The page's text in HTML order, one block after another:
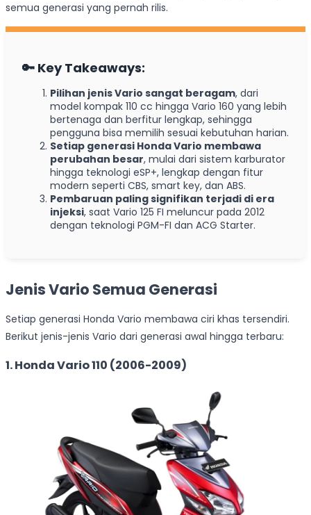
semua generasi yang pernah rilis.
🔑 Key Takeaways:
Pilihan jenis Vario sangat beragam, dari
model kompak 110 cc hingga Vario 160 yang lebih
bertenaga dan berfitur lengkap, sehingga
pengguna bisa memilih sesuai kebutuhan harian.
Setiap generasi Honda Vario membawa
perubahan besar, mulai dari sistem karburator
hingga teknologi eSP+, lengkap dengan fitur
modern seperti CBS, smart key, dan ABS.
Pembaruan paling signifikan terjadi di era
injeksi, saat Vario 125 FI meluncur pada 2012
dengan teknologi PGM-FI dan ACG Starter.
Jenis Vario Semua Generasi
Setiap generasi Honda Vario membawa ciri khas tersendiri.
Berikut jenis-jenis Vario dari generasi awal hingga terbaru:
1.Honda Vario 110 (2006-2009)